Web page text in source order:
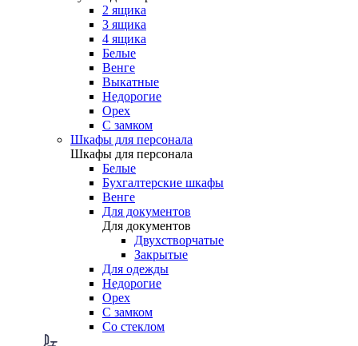
2 ящика
3 ящика
4 ящика
Белые
Венге
Выкатные
Недорогие
Орех
С замком
Шкафы для персонала
Шкафы для персонала
Белые
Бухгалтерские шкафы
Венге
Для документов
Для документов
Двухстворчатые
Закрытые
Для одежды
Недорогие
Орех
С замком
Со стеклом